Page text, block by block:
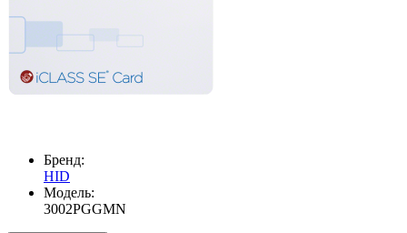
Бренд:
HID
Модель:
3002PGGMN